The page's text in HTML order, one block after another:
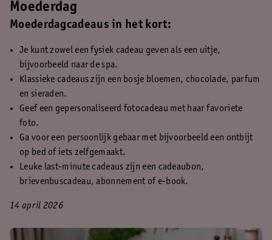
Moederdag
Moederdagcadeaus in het kort:
Je kunt zowel een fysiek cadeau geven als een uitje,
bijvoorbeeld naar de spa.
Klassieke cadeaus zijn een bosje bloemen, chocolade, parfum
en sieraden.
Geef een gepersonaliseerd fotocadeau met haar favoriete
foto.
Ga voor een persoonlijk gebaar met bijvoorbeeld een ontbijt
op bed of iets zelfgemaakt.
Leuke last-minute cadeaus zijn een cadeaubon,
brievenbuscadeau, abonnement of e-book.
14 april 2026